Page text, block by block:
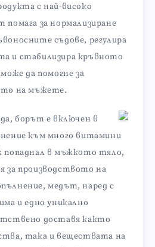
с най-високо
помага за нормализиране
съдове, регулира
и стабилизира кръвното
да помогне за
на мъжете.
борът е включен в
към много витамини
попаднал в мъжкото тяло,
за производството на
медът, наред с
и едно уникално
доставя както
така и веществата на